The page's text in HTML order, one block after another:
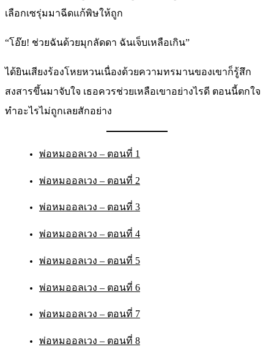
เลือกเซรุ่มมาฉีดแก้พิษให้ถูก
“โอ๊ย! ช่วยฉันด้วยมุกลัดดา ฉันเจ็บเหลือเกิน”
ได้ยินเสียงร้องโหยหวนเนื่องด้วยความทรมานของเขาก็รู้สึก
สงสารขึ้นมาจับใจ เธอควรช่วยเหลือเขาอย่างไรดี ตอนนี้ตกใจ
ทำอะไรไม่ถูกเลยสักอย่าง
พ่อหมออลเวง – ตอนที่ 1
พ่อหมออลเวง – ตอนที่ 2
พ่อหมออลเวง – ตอนที่ 3
พ่อหมออลเวง – ตอนที่ 4
พ่อหมออลเวง – ตอนที่ 5
พ่อหมออลเวง – ตอนที่ 6
พ่อหมออลเวง – ตอนที่ 7
พ่อหมออลเวง – ตอนที่ 8